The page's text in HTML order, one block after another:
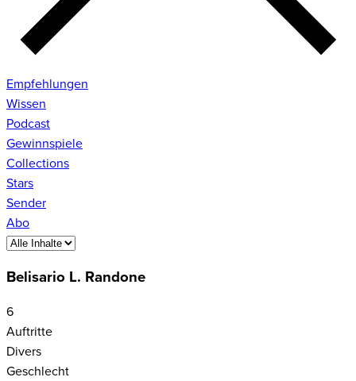
Empfehlungen
Wissen
Podcast
Gewinnspiele
Collections
Stars
Sender
Abo
Belisario L. Randone
6
Auftritte
Divers
Geschlecht